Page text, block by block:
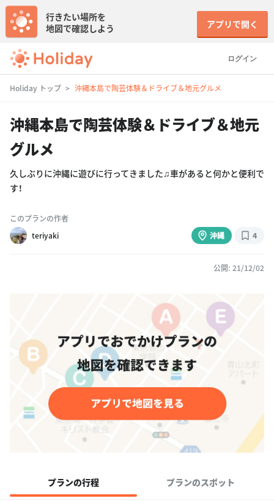
ログイン
行きたい場所を
地図で確認しよう
アプリで開く
Holiday トップ 沖縄本島で陶芸体験＆ドライブ＆地元グルメ
沖縄本島で陶芸体験＆ドライブ＆地元
グルメ
久しぶりに沖縄に遊びに行ってきました♫車があると何かと便利で
す！
このプランの作者
teriyaki
沖縄 4
公開: 21/12/02
プランの行程 プランのスポット